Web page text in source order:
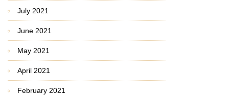
July 2021
June 2021
May 2021
April 2021
February 2021